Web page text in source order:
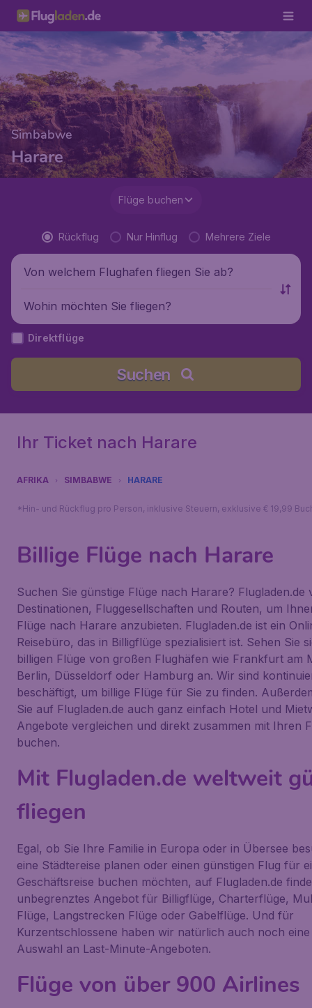
Simbabwe
Harare
Flüge buchen
Rückflug Nur Hinflug Mehrere Ziele
Von welchem Flughafen fliegen Sie ab?
Wohin möchten Sie fliegen?
Direktflüge
Suchen
Ihr Ticket nach Harare
AFRIKA SIMBABWE HARARE
*Hin- und Rückflug pro Person, inklusive Steuern, exklusive € 19,99
Billige Flüge nach Harare
Suchen Sie günstige Flüge nach Harare? Flugladen.de
Destinationen, Fluggesellschaften und Routen, um
Flüge nach Harare anzubieten. Flugladen.de ist ein
Reisebüro, das in Billigflüge spezialisiert ist. Sehen Sie
billigen Flüge von großen Flughäfen wie Frankfurt am
Berlin, Düsseldorf oder Hamburg an. Wir sind
beschäftigt, um billige Flüge für Sie zu finden.
Sie auf Flugladen.de auch ganz einfach Hotel und
Angebote vergleichen und direkt zusammen mit Ihren
buchen.
Mit Flugladen.de weltweit
fliegen
Egal, ob Sie Ihre Familie in Europa oder in Übersee
eine Städtereise planen oder einen günstigen Flug für
Geschäftsreise buchen möchten, auf Flugladen.de
unbegrenztes Angebot für Billigflüge, Charterflüge,
Flüge, Langstrecken Flüge oder Gabelflüge. Und für
Kurzentschlossene haben wir natürlich auch noch
Auswahl an Last-Minute-Angeboten.
Flüge von über 900 Airlines